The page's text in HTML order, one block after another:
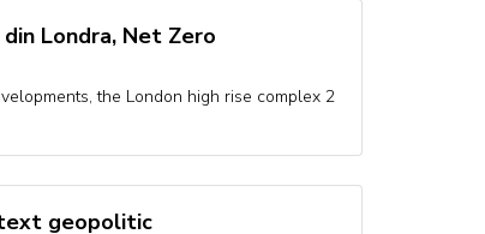
Londra, Net Zero
the London high rise complex 2
geopolitic